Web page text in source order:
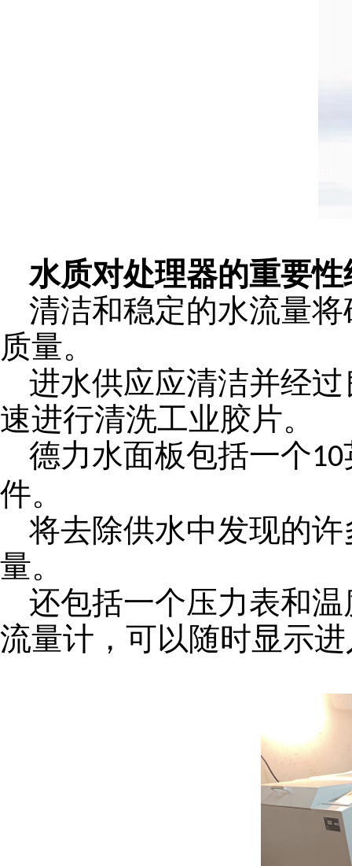
水质对处理器的重要
清洁和稳定的水流量
质量。
进水供应应清洁并经
速进行清洗工业胶片。
德力水面板包括一个10
件。
将去除供水中发现的
量。
还包括一个压力表和
流量计，可以随时显示